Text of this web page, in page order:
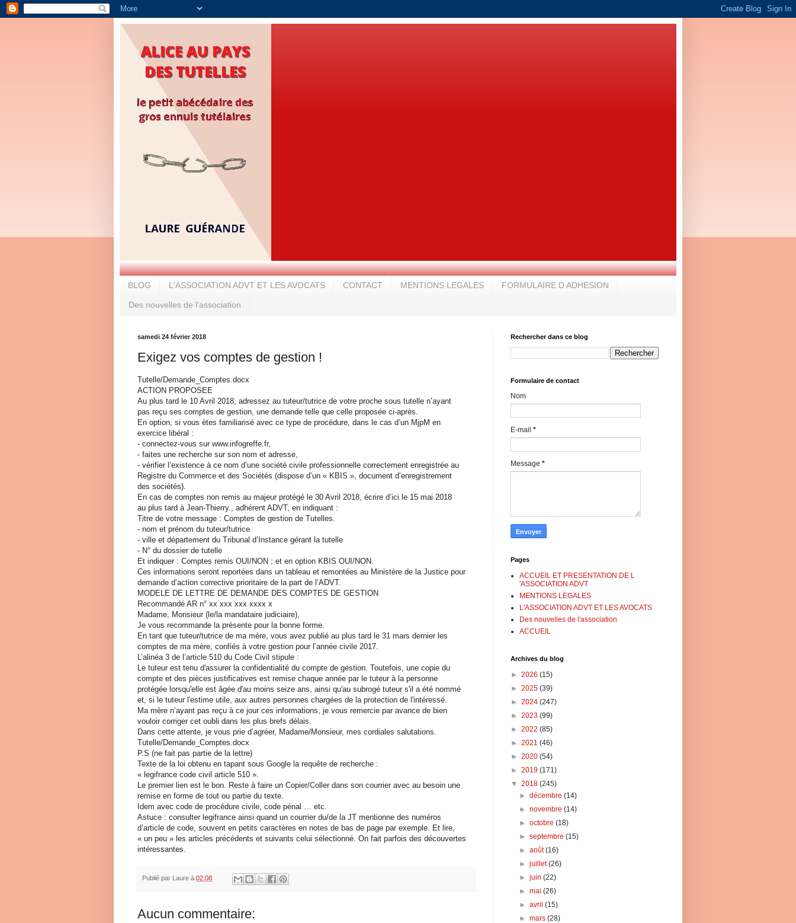
BLOG L'ASSOCIATION ADVT ET LES AVOCATS CONTACT MENTIONS LEGALES FORMULAIRE D ADHESION
Des nouvelles de l'association
samedi 24 février 2018
Exigez vos comptes de gestion !
Tutelle/Demande_Comptes.docx
ACTION PROPOSEE
Au plus tard le 10 Avril 2018, adressez au tuteur/tutrice de votre proche sous tutelle n’ayant
pas reçu ses comptes de gestion, une demande telle que celle proposée ci-après.
En option, si vous ètes familiarisé avec ce type de procédure, dans le cas d’un MjpM en
exercice libéral :
- connectez-vous sur www.infogreffe.fr,
- faites une recherche sur son nom et adresse,
- vérifier l’existence à ce nom d’une société civile professionnelle correctement enregistrée au
Registre du Commerce et des Sociétés (dispose d’un « KBIS », document d’enregistrement
des sociétés).
En cas de comptes non remis au majeur protégé le 30 Avril 2018, écrire d’ici le 15 mai 2018
au plus tard à Jean-Thierry., adhérent ADVT, en indiquant :
Titre de votre message : Comptes de gestion de Tutelles.
- nom et prénom du tuteur/tutrice
- ville et département du Tribunal d’Instance gérant la tutelle
- N° du dossier de tutelle
Et indiquer : Comptes remis OUI/NON ; et en option KBIS OUI/NON.
Ces informations seront reportées dans un tableau et remontées au Ministère de la Justice pour
demande d’action corrective prioritaire de la part de l’ADVT.
MODELE DE LETTRE DE DEMANDE DES COMPTES DE GESTION
Recommandé AR n° xx xxx xxx xxxx x
Madame, Monsieur (le/la mandataire judiciaire),
Je vous recommande la présente pour la bonne forme.
En tant que tuteur/tutrice de ma mère, vous avez publié au plus tard le 31 mars dernier les
comptes de ma mère, confiés à votre gestion pour l’année civile 2017.
L’alinéa 3 de l’article 510 du Code Civil stipule :
Le tuteur est tenu d'assurer la confidentialité du compte de gestion. Toutefois, une copie du
compte et des pièces justificatives est remise chaque année par le tuteur à la personne
protégée lorsqu'elle est âgée d'au moins seize ans, ainsi qu'au subrogé tuteur s'il a été nommé
et, si le tuteur l'estime utile, aux autres personnes chargées de la protection de l'intéressé.
Ma mère n’ayant pas reçu à ce jour ces informations, je vous remercie par avance de bien
vouloir corriger cet oubli dans les plus brefs délais.
Dans cette attente, je vous prie d’agréer, Madame/Monsieur, mes cordiales salutations.
Tutelle/Demande_Comptes.docx
P.S (ne fait pas partie de la lettre)
Texte de la loi obtenu en tapant sous Google la requête de recherche :
« legifrance code civil article 510 ».
Le premier lien est le bon. Reste à faire un Copier/Coller dans son courrier avec au besoin une
remise en forme de tout ou partie du texte.
Idem avec code de procédure civile, code pénal … etc.
Astuce : consulter legifrance ainsi quand un courrier du/de la JT mentionne des numéros
d’article de code, souvent en petits caractères en notes de bas de page par exemple. Et lire,
« un peu » les articles précédents et suivants celui sélectionné. On fait parfois des découvertes
intéressantes.
Publié par Laure à 02:08
Aucun commentaire:
Rechercher dans ce blog
Formulaire de contact
Nom
E-mail *
Message *
Pages
ACCUEIL ET PRESENTATION DE L
'ASSOCIATION ADVT
MENTIONS LEGALES
L'ASSOCIATION ADVT ET LES AVOCATS
Des nouvelles de l'association
ACCUEIL
Archives du blog
► 2026 (15)
► 2025 (39)
► 2024 (247)
► 2023 (99)
► 2022 (85)
► 2021 (46)
► 2020 (54)
► 2019 (171)
▼ 2018 (245)
►décembre(14)
►novembre(14)
►octobre(18)
►septembre(15)
►août(16)
►juillet(26)
►juin(22)
►mai(26)
►avril(15)
►mars(28)